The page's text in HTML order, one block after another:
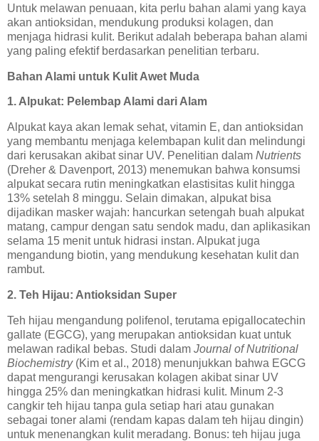
Untuk melawan penuaan, kita perlu bahan alami yang kaya
akan antioksidan, mendukung produksi kolagen, dan
menjaga hidrasi kulit. Berikut adalah beberapa bahan alami
yang paling efektif berdasarkan penelitian terbaru.
Bahan Alami untuk Kulit Awet Muda
1. Alpukat: Pelembap Alami dari Alam
Alpukat kaya akan lemak sehat, vitamin E, dan antioksidan
yang membantu menjaga kelembapan kulit dan melindungi
dari kerusakan akibat sinar UV. Penelitian dalam Nutrients
(Dreher & Davenport, 2013) menemukan bahwa konsumsi
alpukat secara rutin meningkatkan elastisitas kulit hingga
13% setelah 8 minggu. Selain dimakan, alpukat bisa
dijadikan masker wajah: hancurkan setengah buah alpukat
matang, campur dengan satu sendok madu, dan aplikasikan
selama 15 menit untuk hidrasi instan. Alpukat juga
mengandung biotin, yang mendukung kesehatan kulit dan
rambut.
2. Teh Hijau: Antioksidan Super
Teh hijau mengandung polifenol, terutama epigallocatechin
gallate (EGCG), yang merupakan antioksidan kuat untuk
melawan radikal bebas. Studi dalam Journal of Nutritional
Biochemistry(Kim et al., 2018) menunjukkan bahwa EGCG
dapat mengurangi kerusakan kolagen akibat sinar UV
hingga 25% dan meningkatkan hidrasi kulit. Minum 2-3
cangkir teh hijau tanpa gula setiap hari atau gunakan
sebagai toner alami (rendam kapas dalam teh hijau dingin)
untuk menenangkan kulit meradang. Bonus: teh hijau juga